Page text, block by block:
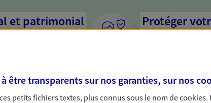
et patrimonial
Une analyse
cohérents avec vos
Protéger
Nous sommes à
activité, mais aussi
interlocuteur pour
être transparents sur nos garanties, sur nos
petits fichiers textes, plus connus sous le nom decookies.